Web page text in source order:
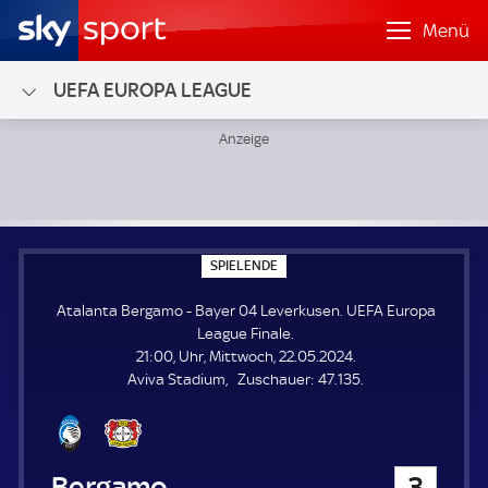
Menü
UEFA EUROPA LEAGUE
SPIELENDE
P
E
L
E
N
E
Atalanta Bergamo - Bayer 04 Leverkusen. UEFA Europa
League Finale.
21:00, Uhr, Mittwoch, 22.05.2024.
Aviva Stadium
Zuschauer: Z
47.135.